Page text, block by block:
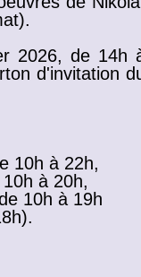
2026, de 14h
d'invitation
10h à 22h,
à 20h,
10h à 19h